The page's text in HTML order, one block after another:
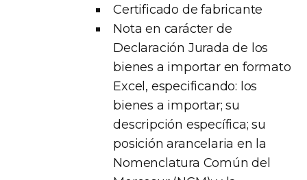
Certificado de fabricante
Nota en carácter de
Declaración Jurada de los
bienes a importar en formato
Excel, especificando: los
bienes a importar; su
descripción específica; su
posición arancelaria en la
Nomenclatura Común del